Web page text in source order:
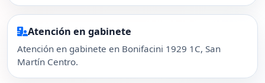
Atención en gabinete
Atención en gabinete en Bonifacini 1929 1C, San
Martín Centro.